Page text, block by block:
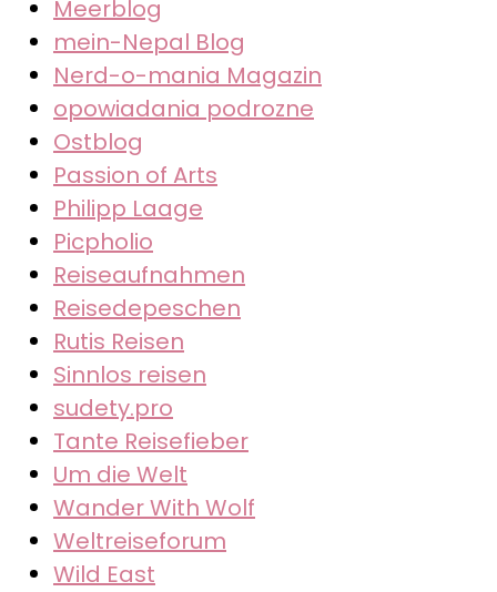
Meerblog
mein-Nepal Blog
Nerd-o-mania Magazin
opowiadania podrozne
Ostblog
Passion of Arts
Philipp Laage
Picpholio
Reiseaufnahmen
Reisedepeschen
Rutis Reisen
Sinnlos reisen
sudety.pro
Tante Reisefieber
Um die Welt
Wander With Wolf
Weltreiseforum
Wild East